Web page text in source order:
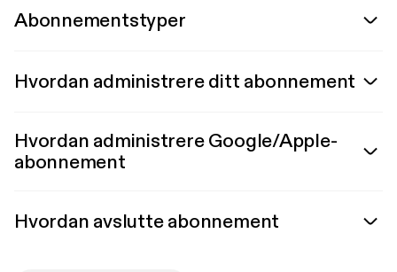
Abonnementstyper
Hvordan administrere ditt abonnement
Hvordan administrere Google/Apple-
abonnement
Hvordan avslutte abonnement